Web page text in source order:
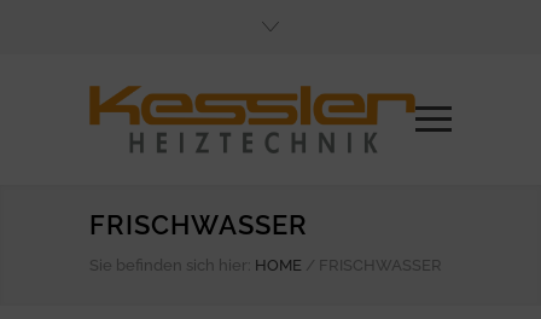
FRISCHWASSER
Sie befinden sich hier: HOME / FRISCHWASSER